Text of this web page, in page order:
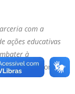
com a
ações educativas
à
fundadora e